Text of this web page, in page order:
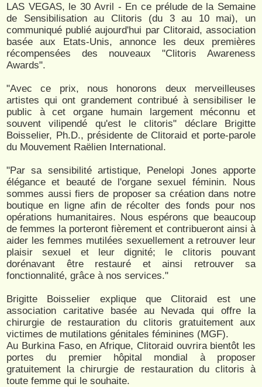
LAS VEGAS, le 30 Avril - En ce prélude de la Semaine
de Sensibilisation au Clitoris (du 3 au 10 mai), un
communiqué publié aujourd'hui par Clitoraid, association
basée aux Etats-Unis, annonce les deux premières
récompensées des nouveaux "Clitoris Awareness
Awards".
"Avec ce prix, nous honorons deux merveilleuses
artistes qui ont grandement contribué à sensibiliser le
public à cet organe humain largement méconnu et
souvent vilipendé qu'est le clitoris" déclare Brigitte
Boisselier, Ph.D., présidente de Clitoraid et porte-parole
du Mouvement Raëlien International.
"Par sa sensibilité artistique, Penelopi Jones apporte
élégance et beauté de l'organe sexuel féminin. Nous
sommes aussi fiers de proposer sa création dans notre
boutique en ligne afin de récolter des fonds pour nos
opérations humanitaires. Nous espérons que beaucoup
de femmes la porteront fièrement et contribueront ainsi à
aider les femmes mutilées sexuellement a retrouver leur
plaisir sexuel et leur dignité; le clitoris pouvant
dorénavant être restauré et ainsi retrouver sa
fonctionnalité, grâce à nos services."
Brigitte Boisselier explique que Clitoraid est une
association caritative basée au Nevada qui offre la
chirurgie de restauration du clitoris gratuitement aux
victimes de mutilations génitales féminines (MGF).
Au Burkina Faso, en Afrique, Clitoraid ouvrira bientôt les
portes du premier hôpital mondial à proposer
gratuitement la chirurgie de restauration du clitoris à
toute femme qui le souhaite.